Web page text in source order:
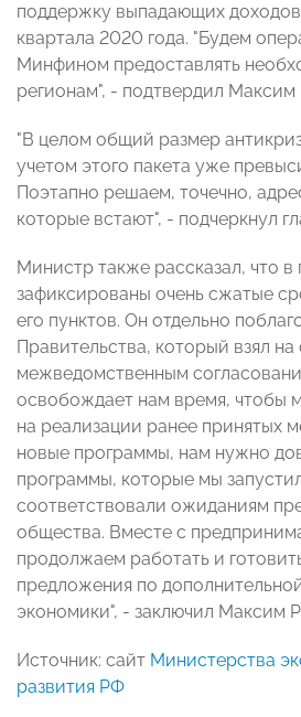
поддержку выпадающих
квартала 2020 года. "Будем
Минфином предоставлять
регионам", - подтвердил Максим
"В целом общий размер
учетом этого пакета уже
Поэтапно решаем, точечно,
которые встают", - подчеркнул
Министр также рассказал, что в
зафиксированы очень сжатые
его пунктов. Он отдельно
Правительства, который взял
межведомственным
освобождает нам время, чтобы
на реализации ранее принятых
новые программы, нам нужно
программы, которые мы
соответствовали ожиданиям
общества. Вместе с
продолжаем работать и
предложения по
экономики", - заключил Максим
Источник: сайт Министерства
развития РФ